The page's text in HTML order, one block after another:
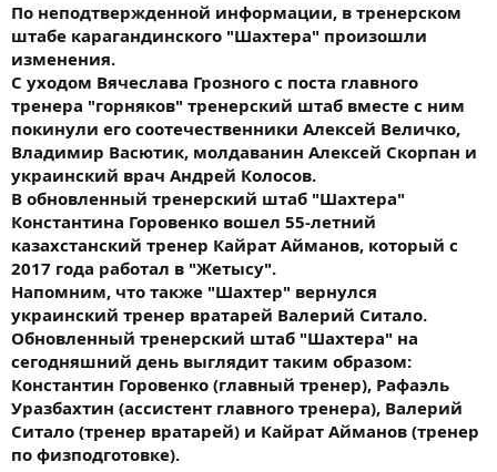
По неподтвержденной информации, в тренерском
штабе карагандинского "Шахтера" произошли
изменения.
С уходом Вячеслава Грозного с поста главного
тренера "горняков" тренерский штаб вместе с ним
покинули его соотечественники Алексей Величко,
Владимир Васютик, молдаванин Алексей Скорпан и
украинский врач Андрей Колосов.
В обновленный тренерский штаб "Шахтера"
Константина Горовенко вошел 55-летний
казахстанский тренер Кайрат Айманов, который с
2017 года работал в "Жетысу".
Напомним, что также "Шахтер" вернулся
украинский тренер вратарей Валерий Ситало.
Обновленный тренерский штаб "Шахтера" на
сегодняшний день выглядит таким образом:
Константин Горовенко (главный тренер), Рафаэль
Уразбахтин (ассистент главного тренера), Валерий
Ситало (тренер вратарей) и Кайрат Айманов (тренер
по физподготовке).